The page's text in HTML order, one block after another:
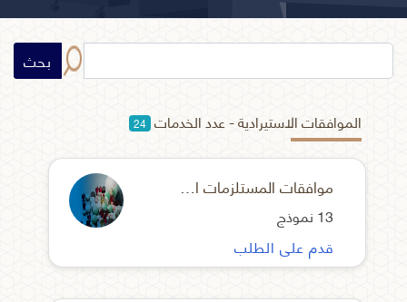
بحث
الموافقات الاستيرادية - عدد الخدمات 24
قدم على الطلب
موافقات المستلزمات الطبية المعقمة المسجلة
13 نموذج